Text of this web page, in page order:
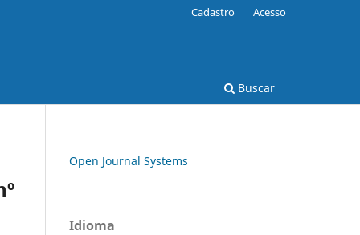
Buscar
Cadastro Acesso
Open Journal Systems
Idioma